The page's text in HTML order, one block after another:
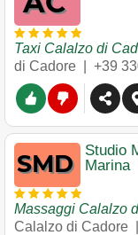
Taxi Calalzo di
di Cadore
+39
Studio
Marina
Massaggi Calalzo
Calalzo di Cadore